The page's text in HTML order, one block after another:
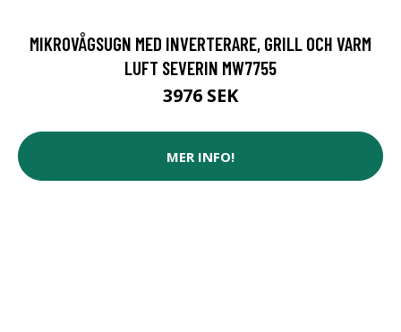
MIKROVÅGSUGN MED INVERTERARE, GRILL OCH VARM
LUFT SEVERIN MW7755
3976 SEK
MER INFO!